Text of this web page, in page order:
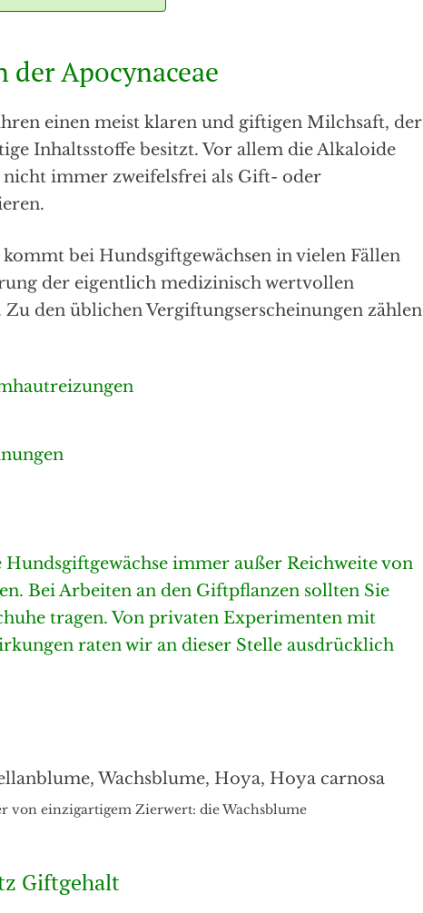
Apocynaceae
einen meist klaren und giftigen Milchsaft, der
Inhaltsstoffe besitzt. Vor allem die Alkaloide
nicht immer zweifelsfrei als Gift- oder
bei Hundsgiftgewächsen in vielen Fällen
der eigentlich medizinisch wertvollen
Zu den üblichen Vergiftungserscheinungen zählen
Hundsgiftgewächse immer außer Reichweite von
Bei Arbeiten an den Giftpflanzen sollten Sie
tragen. Von privaten Experimenten mit
raten wir an dieser Stelle ausdrücklich
von einzigartigem Zierwert: die Wachsblume
Giftgehalt